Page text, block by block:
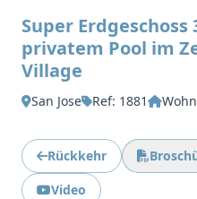
Super
privatem Pool im
Village
San Jose Ref: 1881
Rückkehr
Video